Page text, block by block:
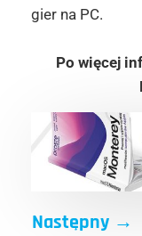
gier na PC.
Po więcej
Następny→